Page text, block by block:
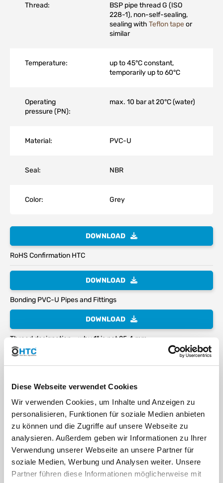
Diese Webseite verwendet Cookies
Wir verwenden Cookies, um Inhalte und Anzeigen zu
personalisieren, Funktionen für soziale Medien anbieten
zu können und die Zugriffe auf unsere Webseite zu
analysieren. Außerdem geben wir Informationen zu Ihrer
Verwendung unserer Webseite an unsere Partner für
soziale Medien, Werbung und Analysen weiter. Unsere
Partner führen diese Informationen möglicherweise mit
Thread:
BSP pipe thread G (ISO
228-1), non-self-sealing,
sealing with Teflon tapeor
similar
Temperature:
up to 45°C constant,
temporarily up to 60°C
Operating
pressure (PN):
max. 10 bar at 20°C (water)
Material: PVC-U
Seal: NBR
Color: Grey
DOWNLOAD
RoHS Confirmation HTC
DOWNLOAD
Bonding PVC-U Pipes and Fittings
DOWNLOAD
Thread designation – why 1" is not 25.4 mm
Chemical resistance of plastics
DOWNLOAD
External characteristics of injection-moulded fittings